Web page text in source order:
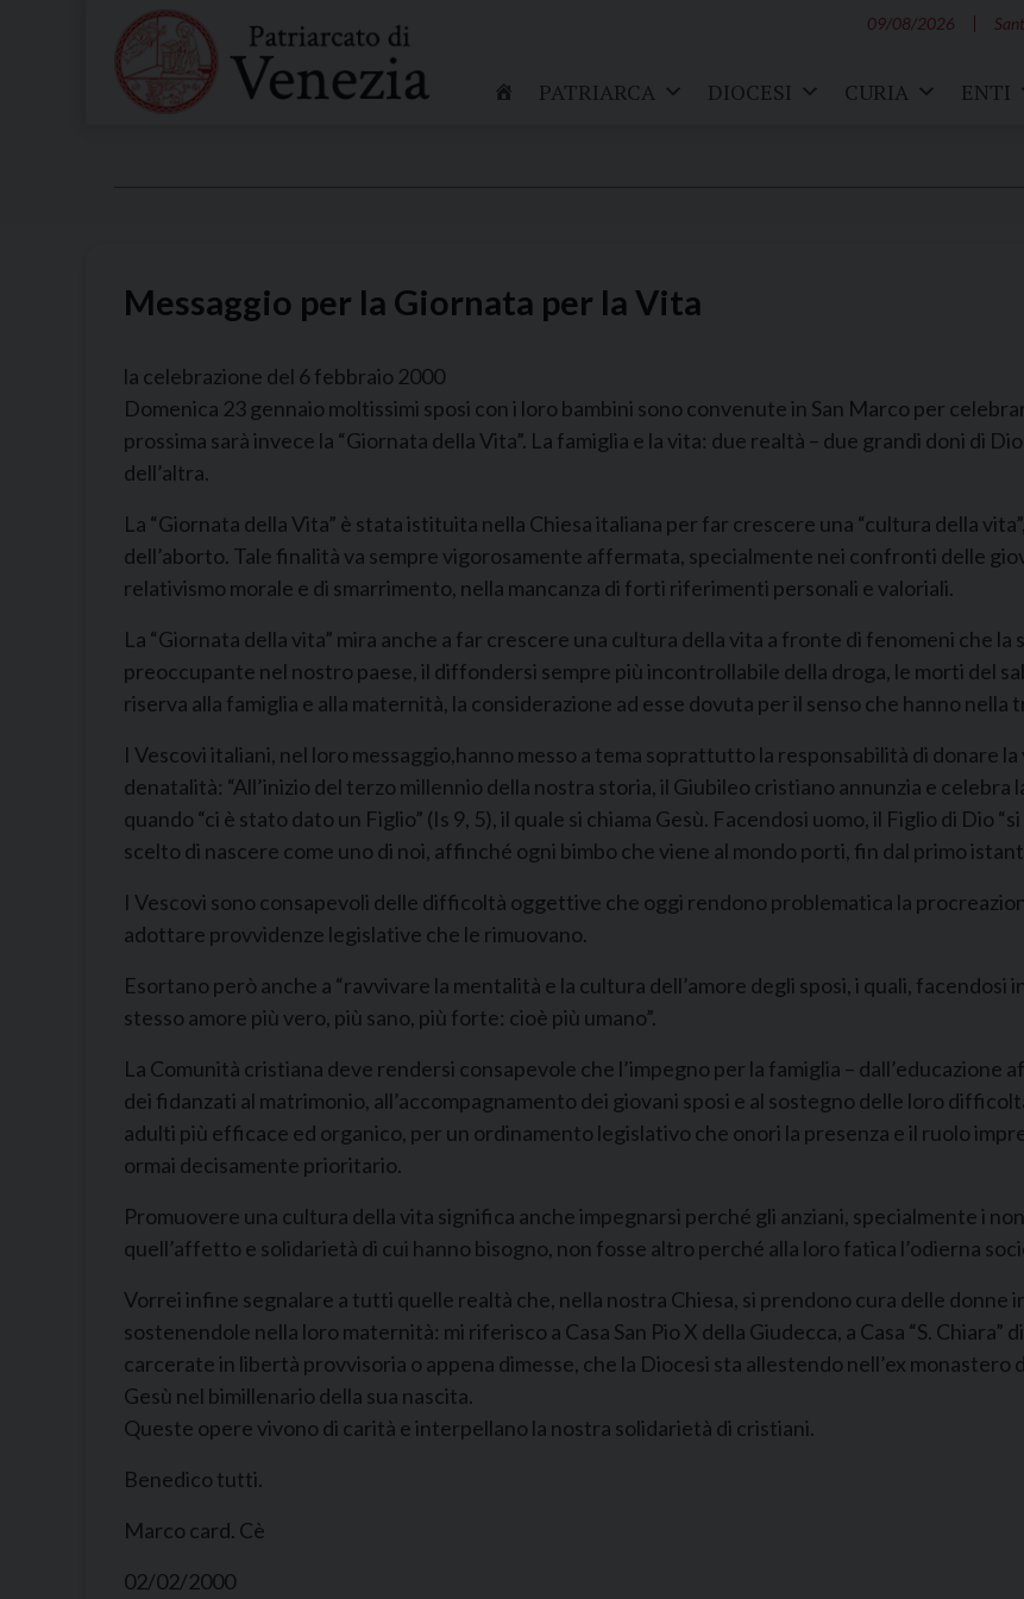
09/08/2026
PATRIARCA DIOCESI CURIA ENTI
Messaggio per la Giornata per la Vita
la celebrazione del 6 febbraio 2000
Domenica 23 gennaio moltissimi sposi con i loro bambini sono convenute in San Marco per
prossima sarà invece la “Giornata della Vita”. La famiglia e la vita: due realtà – due grandi doni di
dell’altra.
La “Giornata della Vita” è stata istituita nella Chiesa italiana per far crescere una “cultura della
dell’aborto. Tale finalità va sempre vigorosamente affermata, specialmente nei confronti delle
relativismo morale e di smarrimento, nella mancanza di forti riferimenti personali e valoriali.
La “Giornata della vita” mira anche a far crescere una cultura della vita a fronte di fenomeni che
preoccupante nel nostro paese, il diffondersi sempre più incontrollabile della droga, le morti del
riserva alla famiglia e alla maternità, la considerazione ad esse dovuta per il senso che hanno nella
I Vescovi italiani, nel loro messaggio,hanno messo a tema soprattutto la responsabilità di donare
denatalità: “All’inizio del terzo millennio della nostra storia, il Giubileo cristiano annunzia e celebra
quando “ci è stato dato un Figlio” (Is 9, 5), il quale si chiama Gesù. Facendosi uomo, il Figlio di Dio
scelto di nascere come uno di noi, affinché ogni bimbo che viene al mondo porti, fin dal primo
I Vescovi sono consapevoli delle difficoltà oggettive che oggi rendono problematica la
adottare provvidenze legislative che le rimuovano.
Esortano però anche a “ravvivare la mentalità e la cultura dell’amore degli sposi, i quali, facendosi
stesso amore più vero, più sano, più forte: cioè più umano”.
La Comunità cristiana deve rendersi consapevole che l’impegno per la famiglia – dall’educazione
dei fidanzati al matrimonio, all’accompagnamento dei giovani sposi e al sostegno delle loro
adulti più efficace ed organico, per un ordinamento legislativo che onori la presenza e il ruolo
ormai decisamente prioritario.
Promuovere una cultura della vita significa anche impegnarsi perché gli anziani, specialmente i
quell’affetto e solidarietà di cui hanno bisogno, non fosse altro perché alla loro fatica l’odierna
Vorrei infine segnalare a tutti quelle realtà che, nella nostra Chiesa, si prendono cura delle
sostenendole nella loro maternità: mi riferisco a Casa San Pio X della Giudecca, a Casa “S.
carcerate in libertà provvisoria o appena dimesse, che la Diocesi sta allestendo nell’ex monastero
Gesù nel bimillenario della sua nascita.
Queste opere vivono di carità e interpellano la nostra solidarietà di cristiani.
Benedico tutti.
Marco card. Cè
02/02/2000